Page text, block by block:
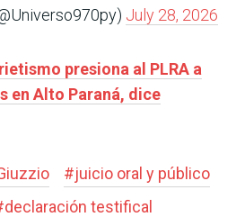
July 28, 2026
presiona al PLRA a
en Alto Paraná, dice
#juicio oral y público
declaración testifical